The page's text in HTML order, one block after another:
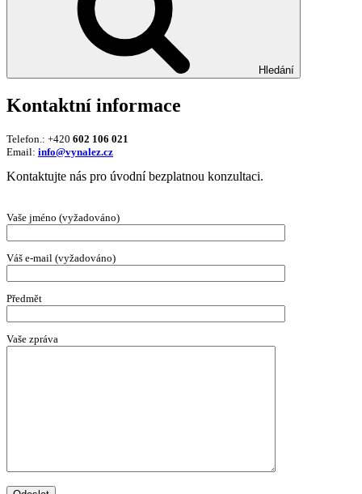
Hledání
Kontaktní informace
Telefon.: +420 602 106 021
Email: info@vynalez.cz
Kontaktujte nás pro úvodní bezplatnou konzultaci.
Vaše jméno (vyžadováno)
Váš e-mail (vyžadováno)
Předmět
Vaše zpráva